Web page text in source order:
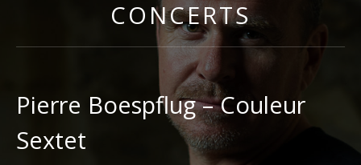
CONCERTS
Pierre Boespflug – Couleur
Sextet